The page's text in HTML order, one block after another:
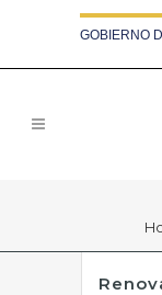
GOBIERNO